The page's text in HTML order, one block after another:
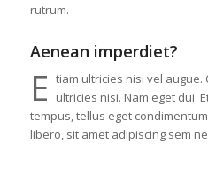
rutrum.
Aenean imperdiet?
E tiam ultricies nisi vel
ultricies nisi. Nam eget dui.
tempus, tellus eget
libero, sit amet adipiscing sem